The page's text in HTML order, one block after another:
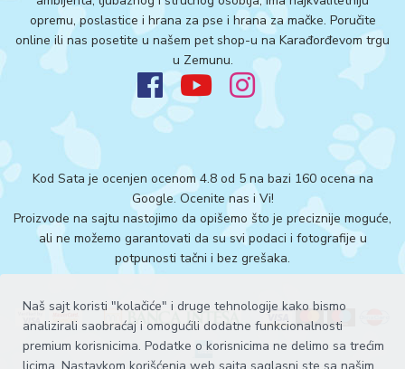
Naš sajt koristi "kolačiće" i druge tehnologije kako bismo
analizirali saobraćaj i omogućili dodatne funkcionalnosti
premium korisnicima. Podatke o korisnicima ne delimo sa trećim
opremu, poslastice i hrana za pse i hrana za mačke. Poručite
online ili nas posetite u našem pet shop-u na Karađorđevom trgu
u Zemunu.
Kod Sata je ocenjen ocenom 4.8 od 5 na bazi 160 ocena na
Google.Ocenite nas i Vi!
Proizvode na sajtu nastojimo da opišemo što je preciznije moguće,
ali ne možemo garantovati da su svi podaci i fotografije u
potpunosti tačni i bez grešaka.